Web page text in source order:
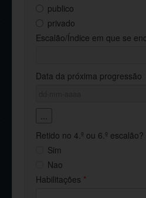
publico
privado
Escalão/Índice em que se
Data da próxima progressão
...
Retido no 4.º ou 6.º escalão?
Sim
Nao
Habilitações *